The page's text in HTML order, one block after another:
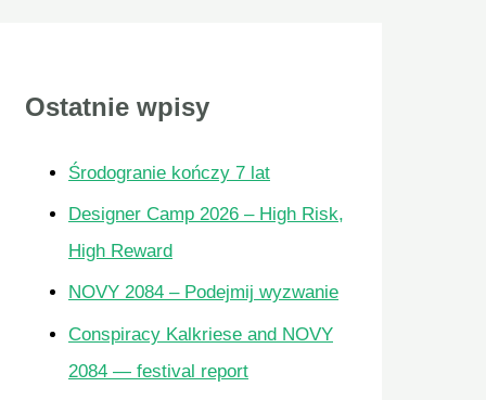
d
Ostatnie wpisy
Środogranie kończy 7 lat
Designer Camp 2026 – High Risk,
High Reward
NOVY 2084 – Podejmij wyzwanie
Conspiracy Kalkriese and NOVY
2084 — festival report